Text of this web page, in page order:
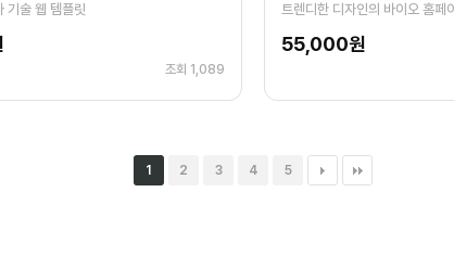
기술 웹 템플릿
조회 1,089
트렌디한 디자인의 바이오 홈페
55,000원
1 2 3 4 5